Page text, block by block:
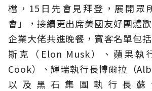
檔，15日先會見拜登，展開眾
會」，接續更出席美國友好團體
企業大佬共進晚餐，賓客名單包
斯克（Elon Musk）、蘋果執
Cook）、輝瑞執行長博爾拉（
以及黑石集團執行長蘇